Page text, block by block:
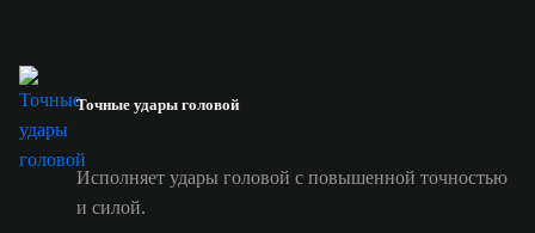
Точные удары головой
Исполняет удары головой с повышенной точностью
и силой.